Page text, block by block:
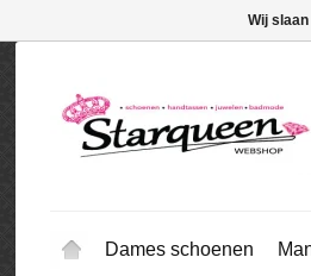
Dames schoenen
Wij